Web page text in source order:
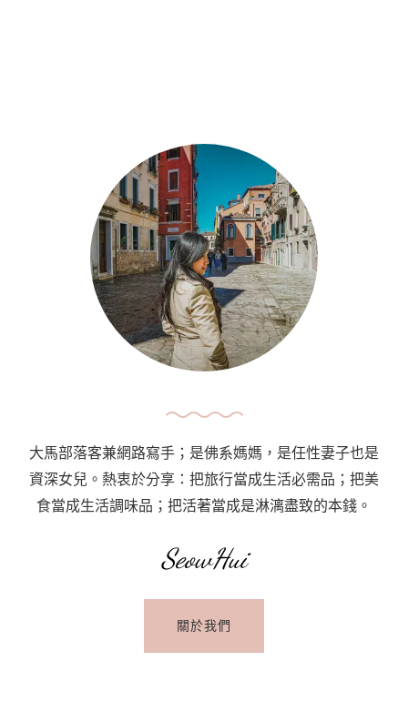
大馬部落客兼網路寫手；是佛系媽媽，是任性妻子也是
資深女兒。熱衷於分享：把旅行當成生活必需品；把美
食當成生活調味品；把活著當成是淋漓盡致的本錢。
SeowHui
關於我們